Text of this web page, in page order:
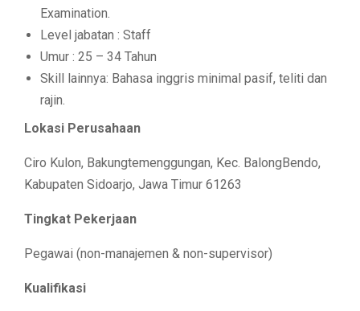
Examination.
Level jabatan : Staff
Umur : 25 – 34 Tahun
Skill lainnya: Bahasa inggris minimal pasif, teliti dan
rajin.
Lokasi Perusahaan
Ciro Kulon, Bakungtemenggungan, Kec. BalongBendo,
Kabupaten Sidoarjo, Jawa Timur 61263
Tingkat Pekerjaan
Pegawai (non-manajemen & non-supervisor)
Kualifikasi